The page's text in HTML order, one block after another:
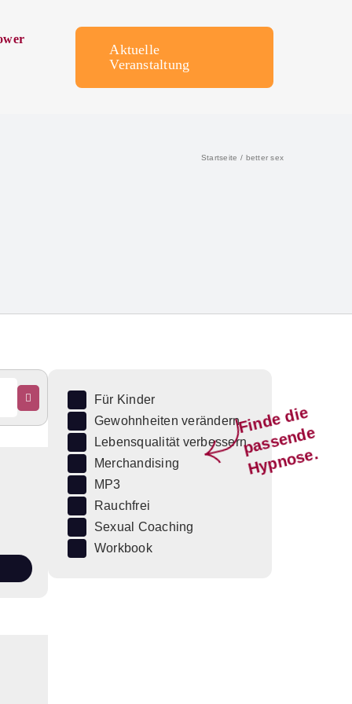
Aktuelle
Veranstaltung
Startseite better sex
Fi
n
d
e
di
e
p
a
s
s
e
n
d
e
H
y
p
n
o
s
e.
Für Kinder
Gewohnheiten verändern
Lebensqualität verbessern
Merchandising
MP3
Rauchfrei
Sexual Coaching
Workbook